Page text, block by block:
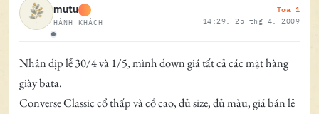
Ngoại tuyến
mutu
HÀNH KHÁCH
Toa 1
14:29, 25 thg 4, 2009
Nhân dịp lễ 30/4 và 1/5, mình down giá tất cả các mặt hàng
giày bata.
Converse Classic cổ thấp và cổ cao, đủ size, đủ màu, giá bán lẻ